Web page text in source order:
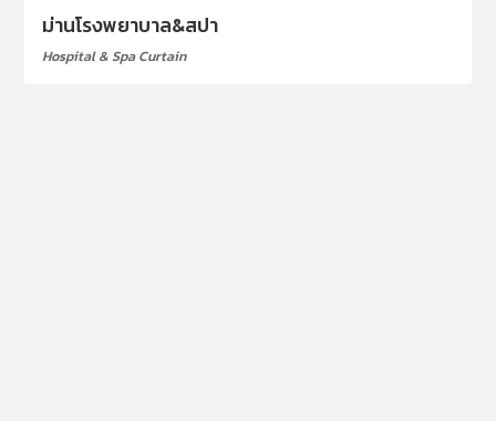
ม่านโรงพยาบาล&สปา
Hospital & Spa Curtain